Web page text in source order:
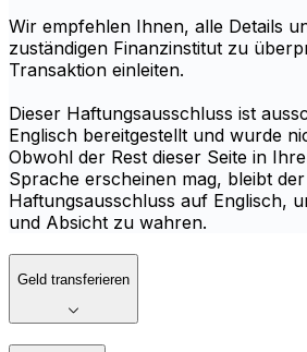
Wir empfehlen Ihnen, alle Details
zuständigen Finanzinstitut zu
Transaktion einleiten.
Dieser Haftungsausschluss ist
Englisch bereitgestellt und wurde
Obwohl der Rest dieser Seite in
Sprache erscheinen mag, bleibt
Haftungsausschluss auf Englisch,
und Absicht zu wahren.
Geld transferieren